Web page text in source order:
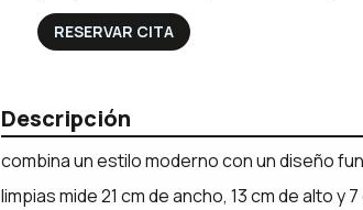
RESERVAR CITA
Descripción
combina un estilo moderno con un diseño
limpias mide 21 cm de ancho, 13 cm de alto y